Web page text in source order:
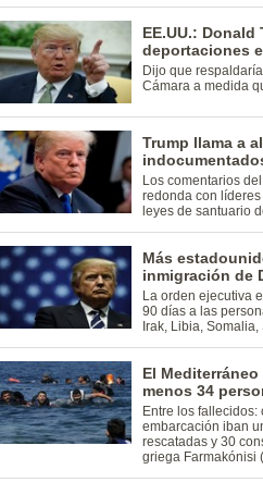
EE.UU.:
deportaciones
Dijo que
Cámara a medida
Trump llama a
Los comentarios
redonda con
leyes de santuario
Más
inmigración de
La orden ejecutiva
90 días a las
Irak, Libia,
El
menos 34
Entre los
embarcación iban
rescatadas y 30
griega Farmakónisi